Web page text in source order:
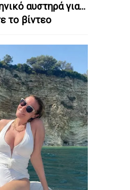
αυστηρά για…
το βίντεο